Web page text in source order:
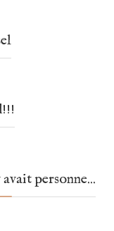
personne...